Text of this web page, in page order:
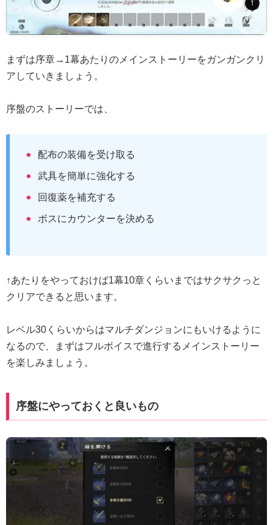
まずは序章→1幕あたりのメインストーリーをガンガンクリ
アしていきましょう。
序盤のストーリーでは、
配布の装備を受け取る
武具を簡単に強化する
回復薬を補充する
ボスにカウンターを決める
↑あたりをやっておけば1幕10章くらいまではサクサクっと
クリアできると思います。
レベル30くらいからはマルチダンジョンにもいけるように
なるので、まずはフルボイスで進行するメインストーリー
を楽しみましょう。
序盤にやっておくと良いもの